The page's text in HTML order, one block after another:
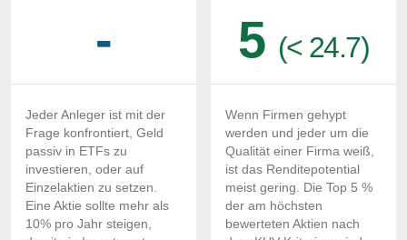
-
Jeder Anleger ist mit der
Frage konfrontiert, Geld
passiv in ETFs zu
investieren, oder auf
Einzelaktien zu setzen.
Eine Aktie sollte mehr als
10% pro Jahr steigen,
5 (< 24.7)
Wenn Firmen gehypt
werden und jeder um die
Qualität einer Firma weiß,
ist das Renditepotential
meist gering. Die Top 5 %
der am höchsten
bewerteten Aktien nach